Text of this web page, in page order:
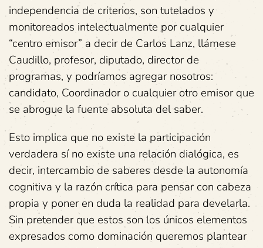
independencia de criterios, son tutelados y
monitoreados intelectualmente por cualquier
“centro emisor” a decir de Carlos Lanz, llámese
Caudillo, profesor, diputado, director de
programas, y podríamos agregar nosotros:
candidato, Coordinador o cualquier otro emisor que
se abrogue la fuente absoluta del saber.
Esto implica que no existe la participación
verdadera sí no existe una relación dialógica, es
decir, intercambio de saberes desde la autonomía
cognitiva y la razón crítica para pensar con cabeza
propia y poner en duda la realidad para develarla.
Sin pretender que estos son los únicos elementos
expresados como dominación queremos plantear